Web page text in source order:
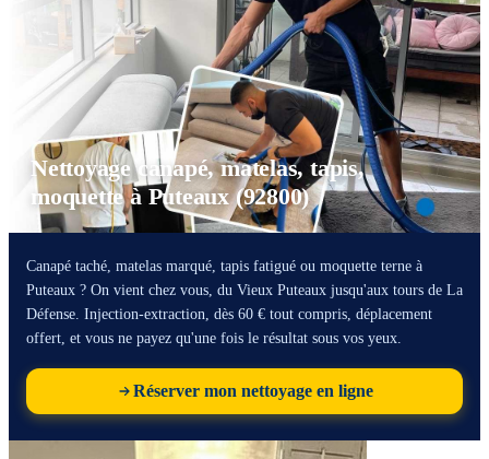
Nettoyage canapé, matelas, tapis,
moquette à Puteaux (92800)
Canapé taché, matelas marqué, tapis fatigué ou moquette terne à
Puteaux ? On vient chez vous, du Vieux Puteaux jusqu'aux tours de La
Défense. Injection-extraction, dès 60 € tout compris, déplacement
offert, et vous ne payez qu'une fois le résultat sous vos yeux.
Réserver mon nettoyage en ligne